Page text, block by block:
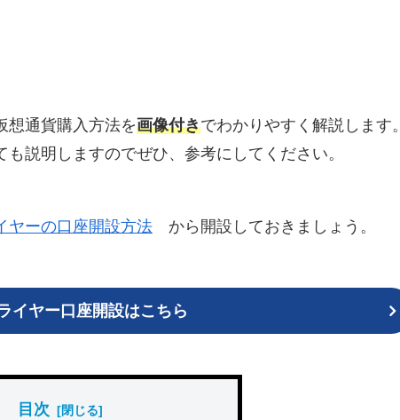
想通貨購入方法を画像付きでわかりやすく解説します。
説明しますのでぜひ、参考にしてください。
ヤーの口座開設方法 から開設しておきましょう。
イヤー口座開設はこちら
目次